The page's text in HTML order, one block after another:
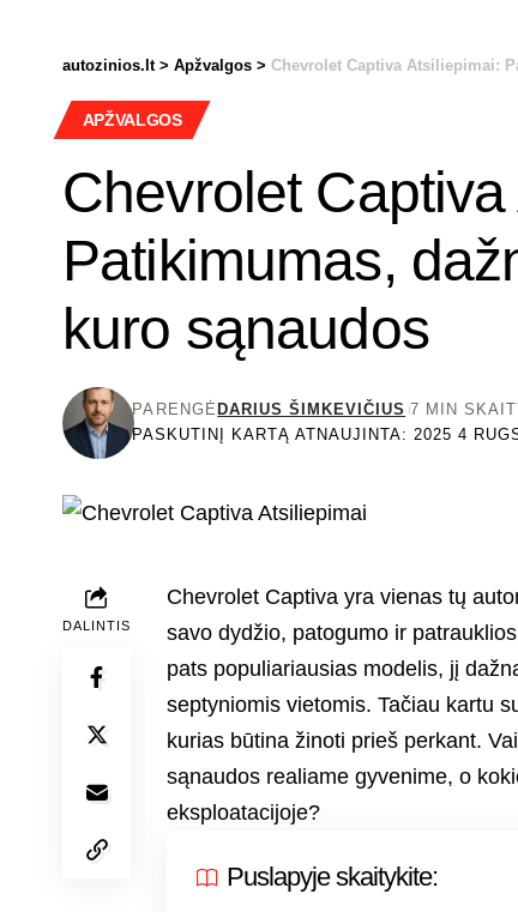
autozinios.lt> Apžvalgos > Chevrolet Captiva Atsiliepimai:
APŽVALGOS
Chevrolet
Patikimumas,
kuro sąnaudos
PASKUTINĮ KARTĄ ATNAUJINTA: 2025 4
PARENGĖ DARIUS ŠIMKEVIČIUS 7 MIN
DALINTIS
Chevrolet Captiva yra vienas tų
savo dydžio, patogumo ir
pats populiariausias modelis, jį
septyniomis vietomis. Tačiau kartu
kurias būtina žinoti prieš perkant.
sąnaudos realiame gyvenime, o
eksploatacijoje?
Puslapyje skaitykite: